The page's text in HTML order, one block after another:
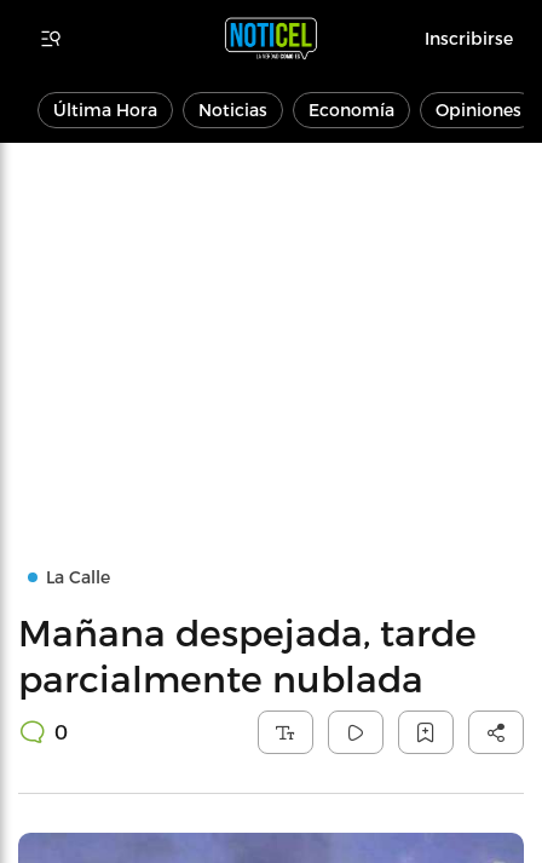
Inscribirse
Última Hora Noticias Economía Opiniones
La Calle
Mañana despejada, tarde
parcialmente nublada
0